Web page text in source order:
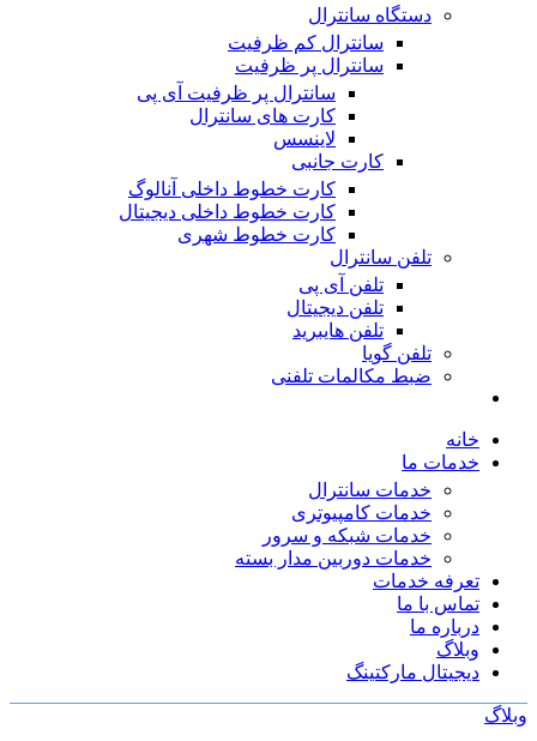
دستگاه سانترال
سانترال کم ظرفیت
سانترال پر ظرفیت
سانترال پر ظرفیت آی پی
کارت های سانترال
لاینسس
کارت جانبی
کارت خطوط داخلی آنالوگ
کارت خطوط داخلی دیجیتال
کارت خطوط شهری
تلفن سانترال
تلفن آی پی
تلفن دیجیتال
تلفن هایبرید
تلفن گویا
ضبط مکالمات تلفنی
خانه
خدمات ما
خدمات سانترال
خدمات کامپیوتری
خدمات شبکه و سرور
خدمات دوربین مدار بسته
تعرفه خدمات
تماس با ما
درباره ما
وبلاگ
دیجیتال مارکتینگ
وبلاگ